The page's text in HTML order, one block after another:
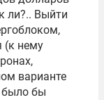
ли?.. Выйти
(к нему
варианте
было бы